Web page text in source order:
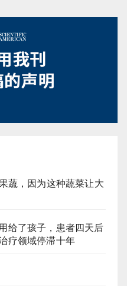
蔬，因为这种蔬菜让大
给了孩子，患者四天后
疗领域停滞十年